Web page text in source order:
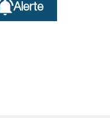
Alerte